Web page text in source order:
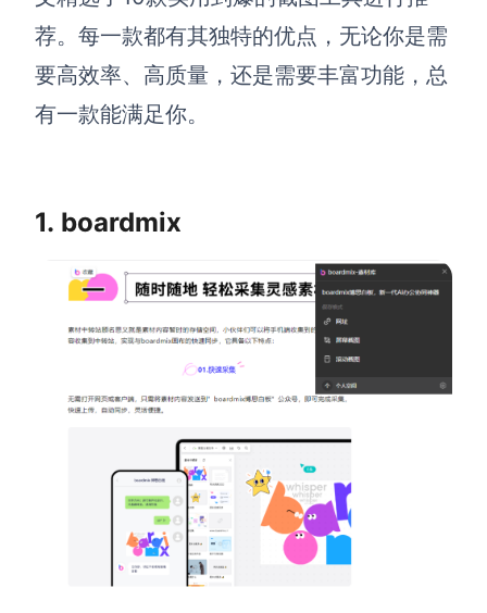
向团队介绍
博思白板boardmix
团队协作提效
在线绘图
思维和灵感整理
流程整理
客户旅程图
路线图
荐。每一款都有其独特的优点，无论你是需
要高效率、高质量，还是需要丰富功能，总
有一款能满足你。
1. boardmix